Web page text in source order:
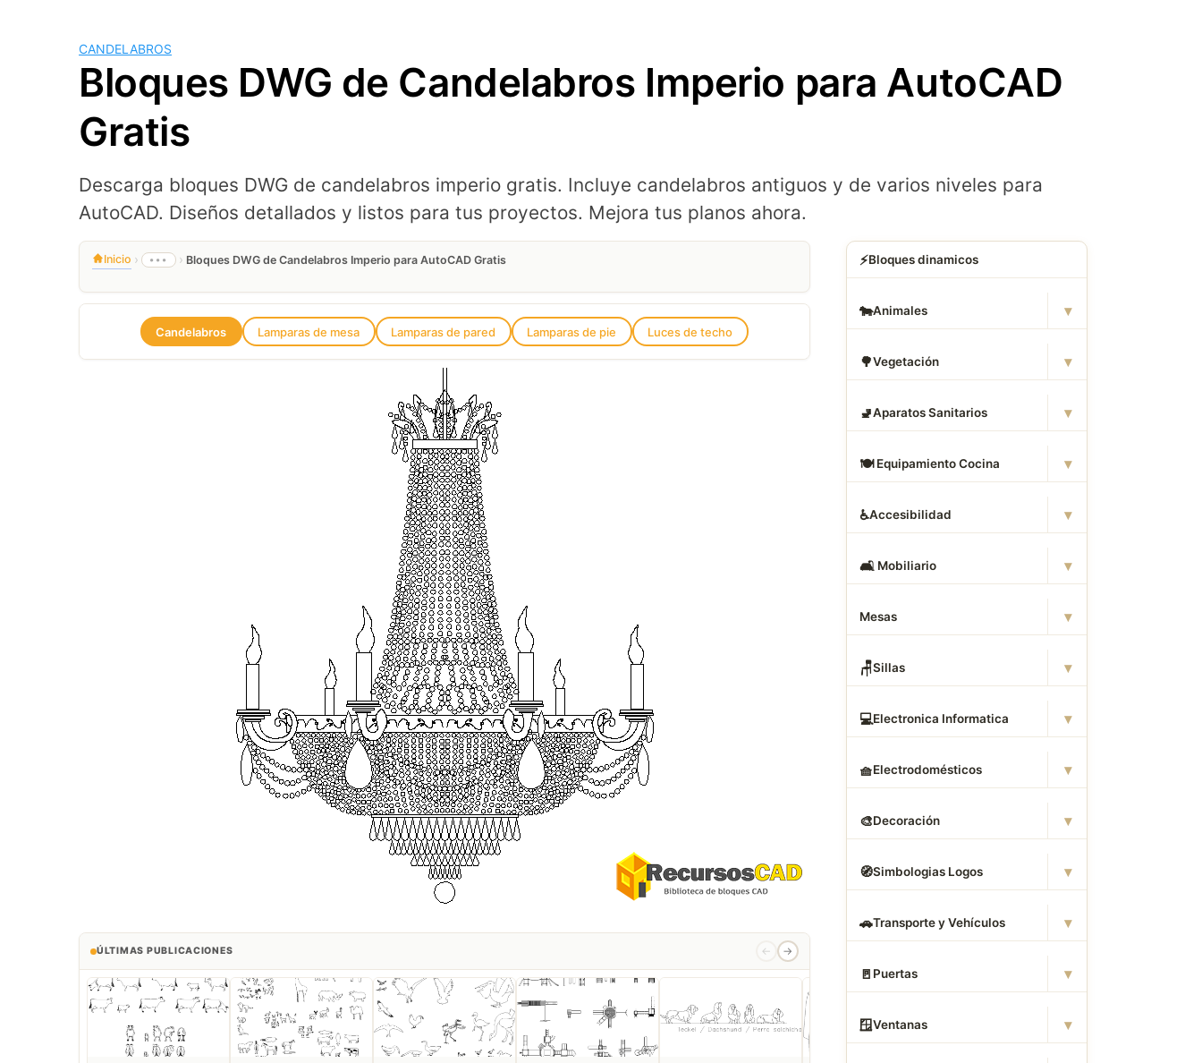
CANDELABROS
Bloques DWG de Candelabros Imperio para AutoCAD
Gratis
Descarga bloques DWG de candelabros imperio gratis. Incluye candelabros antiguos y de varios niveles para
AutoCAD. Diseños detallados y listos para tus proyectos. Mejora tus planos ahora.
Inicio › ••• › Bloques DWG de Candelabros Imperio para AutoCAD Gratis
Candelabros Lamparas de mesa Lamparas de pared Lamparas de pie Luces de techo
ÚLTIMAS PUBLICACIONES ← →
⚡Bloques dinamicos
🐄Animales ▾
🌳Vegetación ▾
🚽Aparatos Sanitarios ▾
🍽️ Equipamiento Cocina ▾
♿Accesibilidad ▾
🛋 ️ Mobiliario ▾
Mesas ▾
🪑Sillas ▾
💻Electronica Informatica ▾
🧺Electrodomésticos ▾
🎨Decoración ▾
🧭Simbologias Logos ▾
🚗Transporte y Vehículos ▾
🚪 Puertas ▾
🪟Ventanas ▾